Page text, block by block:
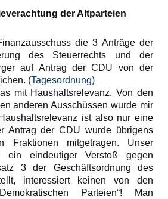
der Altparteien
die 3 Anträge der
des Steuerrechts und der
auf Antrag der CDU von der
(Tagesordnung)
mit Haushaltsrelevanz. Von den
anderen Ausschüssen wurde mir
ist also nur eine
Antrag der CDU wurde übrigens
Fraktionen mitgetragen. Unser
ein eindeutiger Verstoß gegen
3 der Geschäftsordnung des
interessiert keinen von den
Parteien“! Man